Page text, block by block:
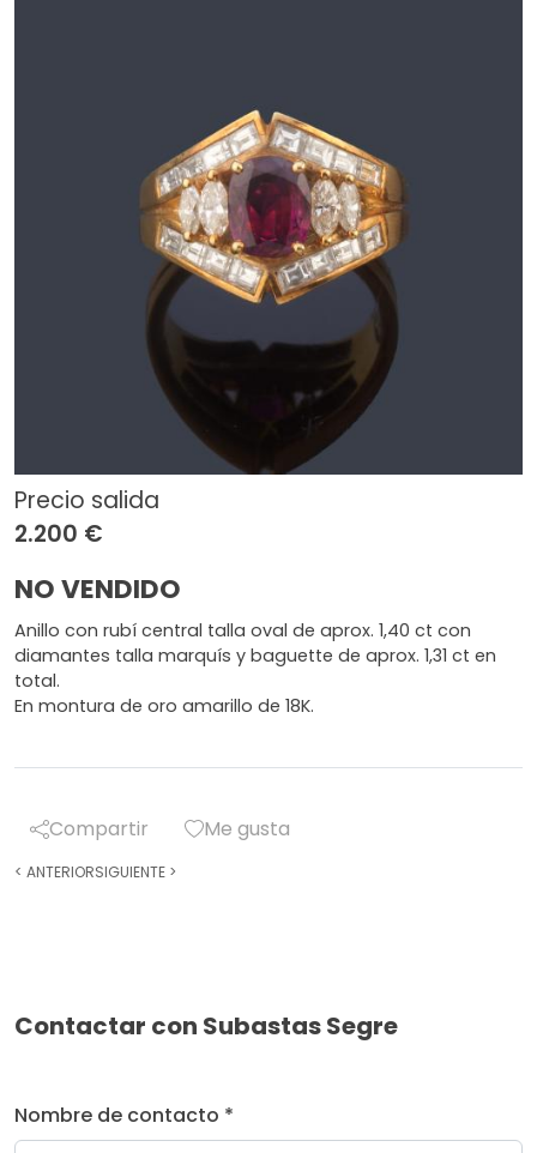
Precio salida
2.200 €
NO VENDIDO
Anillo con rubí central talla oval de aprox. 1,40 ct con
diamantes talla marquís y baguette de aprox. 1,31 ct en
total.
En montura de oro amarillo de 18K.
Compartir Me gusta
< ANTERIORSIGUIENTE >
Contactar con Subastas Segre
Nombre de contacto *